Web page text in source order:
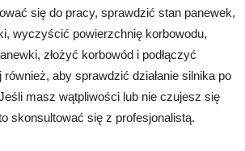
się do pracy, sprawdzić stan panewek,
wyczyścić powierzchnię korbowodu,
złożyć korbowód i podłączyć
aby sprawdzić działanie silnika po
masz wątpliwości lub nie czujesz się
skonsultować się z profesjonalistą.